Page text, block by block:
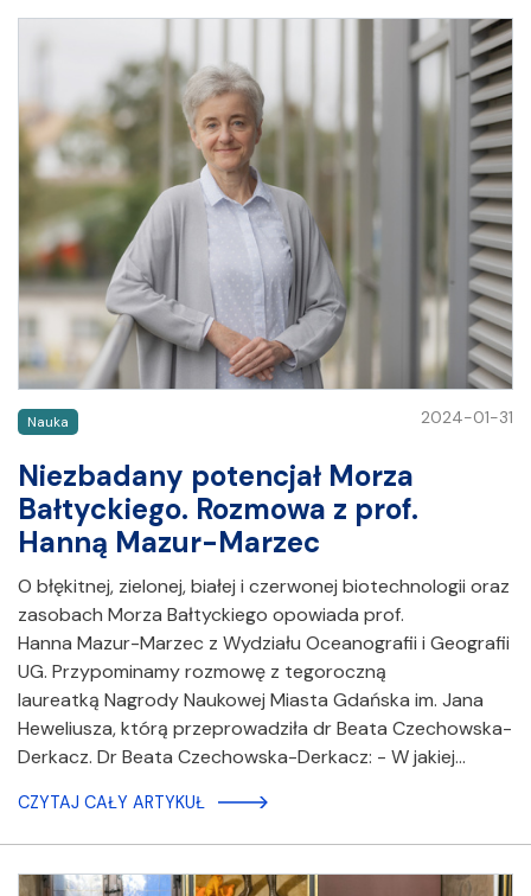
Nauka 2024-01-31
Niezbadany potencjał Morza
Bałtyckiego. Rozmowa z prof.
Hanną Mazur-Marzec
O błękitnej, zielonej, białej i czerwonej biotechnologii oraz
zasobach Morza Bałtyckiego opowiada prof.
Hanna Mazur-Marzec z Wydziału Oceanografii i Geografii
UG. Przypominamy rozmowę z tegoroczną
laureatką Nagrody Naukowej Miasta Gdańska im. Jana
Heweliusza, którą przeprowadziła dr Beata Czechowska-
Derkacz. Dr Beata Czechowska-Derkacz: - W jakiej…
CZYTAJ CAŁY ARTYKUŁ